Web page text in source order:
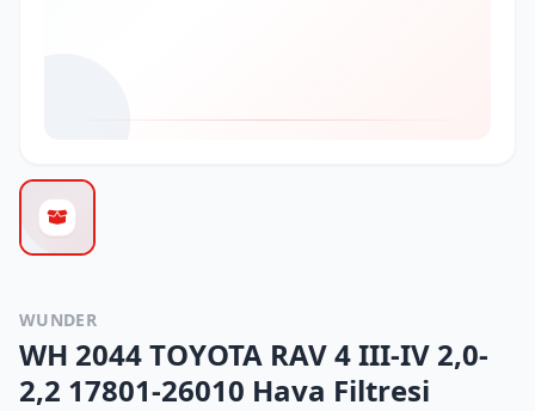
WUNDER
WH 2044 TOYOTA RAV 4 III-IV 2,0-
2,2 17801-26010 Hava Filtresi